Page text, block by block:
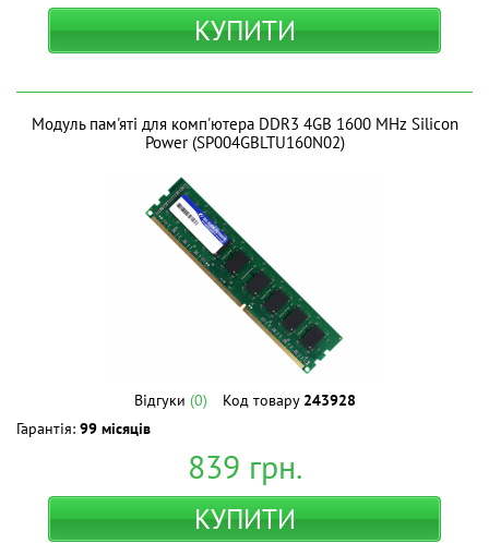
КУПИТИ
Модуль пам'яті для комп'ютера DDR3 4GB 1600 MHz Silicon
Power (SP004GBLTU160N02)
Відгуки (0) Код товару 243928
Гарантія: 99 місяців
839 грн.
КУПИТИ